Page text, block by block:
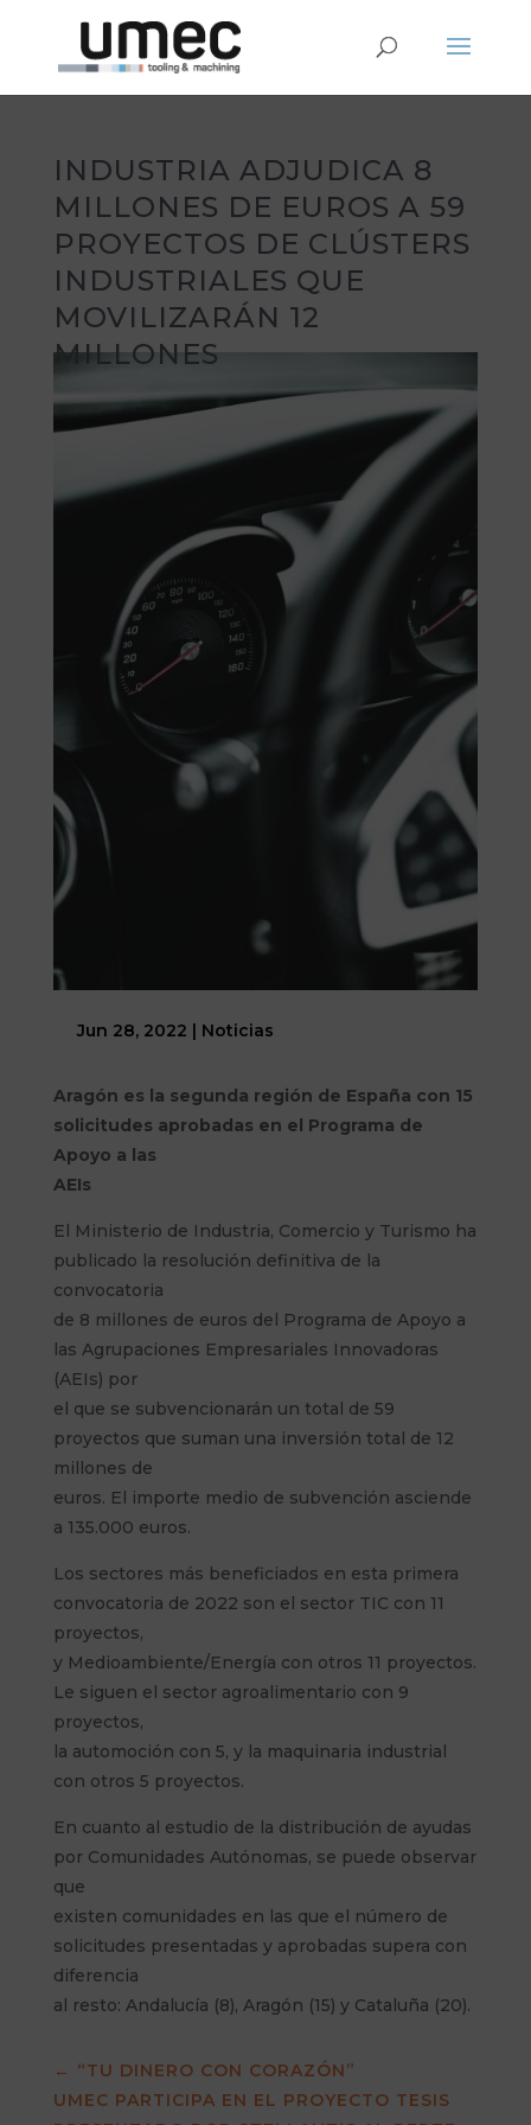
INDUSTRIA ADJUDICA 8
MILLONES DE EUROS A 59
PROYECTOS DE CLÚSTERS
INDUSTRIALES QUE
MOVILIZARÁN 12
MILLONES
Jun 28, 2022 | Noticias
Aragón es la segunda región de España con 15
solicitudes aprobadas en el Programa de
Apoyo a las
AEIs
El Ministerio de Industria, Comercio y Turismo ha
publicado la resolución definitiva de la
convocatoria
de 8 millones de euros del Programa de Apoyo a
las Agrupaciones Empresariales Innovadoras
(AEIs) por
el que se subvencionarán un total de 59
proyectos que suman una inversión total de 12
millones de
euros. El importe medio de subvención asciende
a 135.000 euros.
Los sectores más beneficiados en esta primera
convocatoria de 2022 son el sector TIC con 11
proyectos,
y Medioambiente/Energía con otros 11 proyectos.
Le siguen el sector agroalimentario con 9
proyectos,
la automoción con 5, y la maquinaria industrial
con otros 5 proyectos.
En cuanto al estudio de la distribución de ayudas
por Comunidades Autónomas, se puede observar
que
existen comunidades en las que el número de
solicitudes presentadas y aprobadas supera con
diferencia
al resto: Andalucía (8), Aragón (15) y Cataluña (20).
← “TU DINERO CON CORAZÓN”
UMEC PARTICIPA EN EL PROYECTO TESIS